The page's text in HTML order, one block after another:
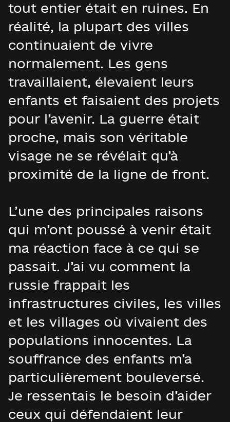
tout entier était en ruines. En
réalité, la plupart des villes
continuaient de vivre
normalement. Les gens
travaillaient, élevaient leurs
enfants et faisaient des projets
pour l’avenir. La guerre était
proche, mais son véritable
visage ne se révélait qu’à
proximité de la ligne de front.
L’une des principales raisons
qui m’ont poussé à venir était
ma réaction face à ce qui se
passait. J’ai vu comment la
russie frappait les
infrastructures civiles, les villes
et les villages où vivaient des
populations innocentes. La
souffrance des enfants m’a
particulièrement bouleversé.
Je ressentais le besoin d’aider
ceux qui défendaient leur